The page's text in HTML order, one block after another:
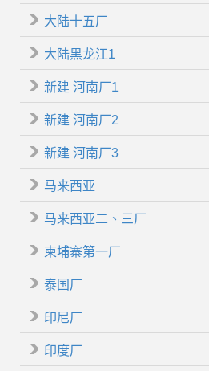
大陆十五厂
大陆黑龙江1
新建 河南厂1
新建 河南厂2
新建 河南厂3
马来西亚
马来西亚二、三厂
柬埔寨第一厂
泰国厂
印尼厂
印度厂